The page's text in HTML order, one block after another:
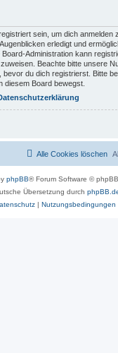
sein, um dich anmelden
erledigt und
Administration kann
Beachte bitte unsere
bevor du dich registrierst. Bitte
diesem Board bewegst.
Alle Cookies löschen
phpBB® Forum Software ©
Übersetzung durch
| Nutzungsbedingungen